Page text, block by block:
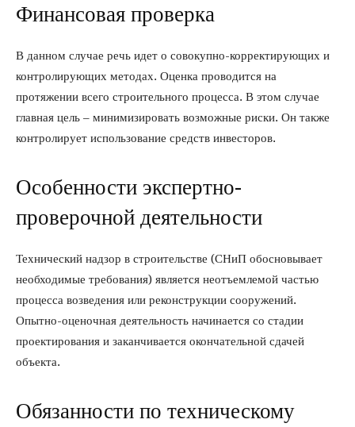
Финансовая проверка
В данном случае речь идет о совокупно-корректирующих и
контролирующих методах. Оценка проводится на
протяжении всего строительного процесса. В этом случае
главная цель – минимизировать возможные риски. Он также
контролирует использование средств инвесторов.
Особенности экспертно-
проверочной деятельности
Технический надзор в строительстве (СНиП обосновывает
необходимые требования) является неотъемлемой частью
процесса возведения или реконструкции сооружений.
Опытно-оценочная деятельность начинается со стадии
проектирования и заканчивается окончательной сдачей
объекта.
Обязанности по техническому